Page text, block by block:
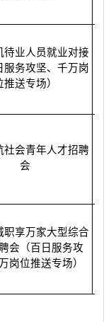
待业人员就业对接
服务攻坚、千万岗
推送专场）
社会青年人才招聘
会
职享万家大型综合
会（百日服务攻
岗位推送专场）